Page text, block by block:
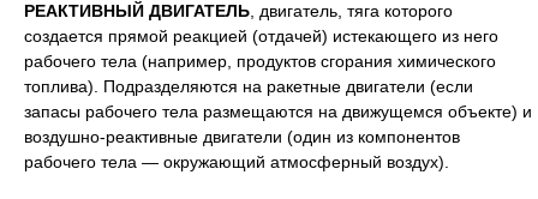
РЕАКТИВНЫЙ ДВИГАТЕЛЬ , двигатель, тяга которого
создается прямой реакцией (отдачей) истекающего из него
рабочего тела (например, продуктов сгорания химического
топлива). Подразделяются на ракетные двигатели (если
запасы рабочего тела размещаются на движущемся объекте) и
воздушно-реактивные двигатели (один из компонентов
рабочего тела — окружающий атмосферный воздух).